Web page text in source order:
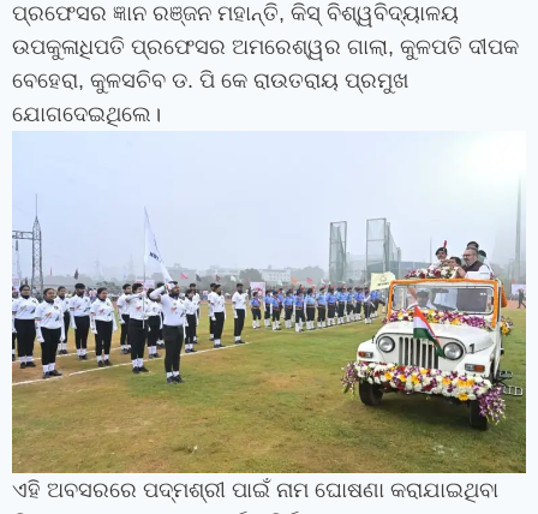
ପ୍ରଫେସର ଜ୍ଞାନ ରଞ୍ଜନ ମହାନ୍ତି, କିସ୍ ବିଶ୍ୱବିଦ୍ୟାଳୟ
ଉପକୁଳାଧିପତି ପ୍ରଫେସର ଅମରେଶ୍ୱର ଗାଲା, କୁଳପତି ଦୀପକ
ବେହେରା, କୁଳସଚିବ ଡ. ପି କେ ରାଉତରାୟ ପ୍ରମୁଖ
ଯୋଗଦେଇଥିଲେ।
ଏହି ଅବସରରେ ପଦ୍ମଶ୍ରୀ ପାଇଁ ନାମ ଘୋଷଣା କରାଯାଇଥିବା